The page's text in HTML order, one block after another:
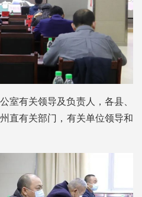
室有关领导及负责人，各县、
直有关部门，有关单位领导和